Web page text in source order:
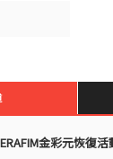
金彩元恢復